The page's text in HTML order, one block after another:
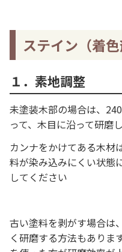
ステイン（着
１．素地調整
未塗装木部の場合は、
って、木目に沿って研磨
カンナをかけてある木材
料が染み込みにくい状態
してください
古い塗料を剥がす場合は
く研磨する方法もありま